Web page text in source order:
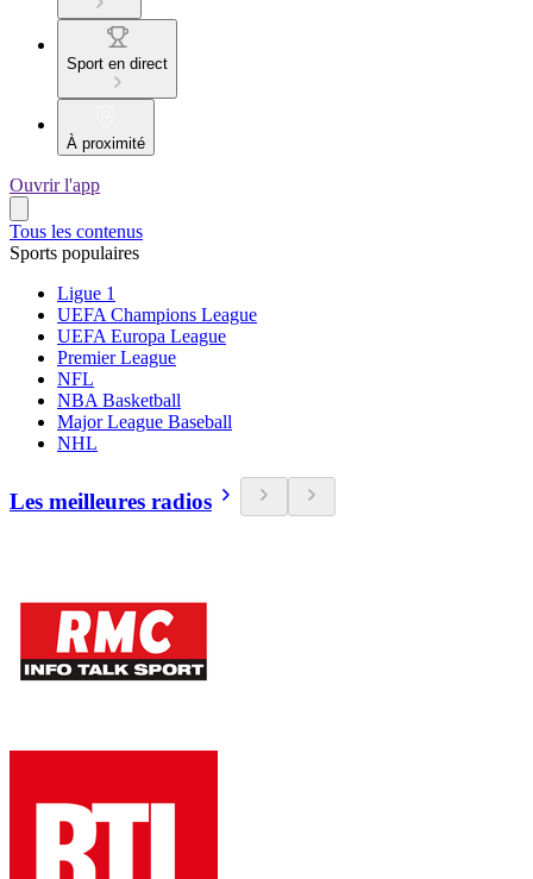
Sport en direct
À proximité
Ouvrir l'app
Tous les contenus
Sports populaires
Ligue 1
UEFA Champions League
UEFA Europa League
Premier League
NFL
NBA Basketball
Major League Baseball
NHL
Les meilleures radios